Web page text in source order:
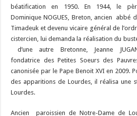
béatification en 1950. En 1944, le
Dominique NOGUES, Breton, ancien abbé
Timadeuk et devenu vicaire général de
cistercien, lui demanda la réalisation du
d’une autre Bretonne, Jeanne
fondatrice des Petites Soeurs des
canonisée par le Pape Benoit XVI en 2009.
des apparitions de Lourdes, il réalisa une
Lourdes.
Ancien paroissien de Notre-Dame de